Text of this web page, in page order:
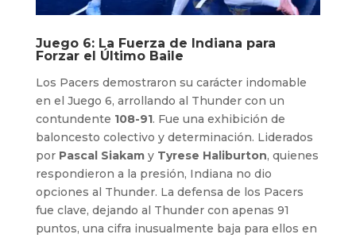
Juego 6: La Fuerza de Indiana para
Forzar el Último Baile
Los Pacers demostraron su carácter indomable
en el Juego 6, arrollando al Thunder con un
contundente 108-91. Fue una exhibición de
baloncesto colectivo y determinación. Liderados
por Pascal Siakamy Tyrese Haliburton, quienes
respondieron a la presión, Indiana no dio
opciones al Thunder. La defensa de los Pacers
fue clave, dejando al Thunder con apenas 91
puntos, una cifra inusualmente baja para ellos en